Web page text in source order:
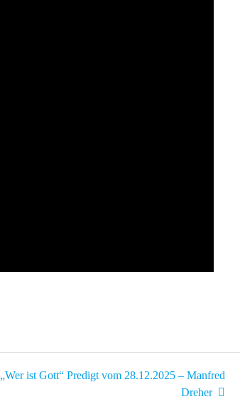
Next
„Wer ist Gott“ Predigt vom 28.12.2025 – Manfred
Dreher